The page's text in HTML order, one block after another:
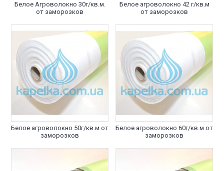
Белое Агроволокно 30г/кв.м.
от заморозков
Белое агроволокно 42 г/кв.м
от заморозков
Белое агроволокно 50г/кв.м от
заморозков
Белое агроволокно 60г/кв.м от
заморозков